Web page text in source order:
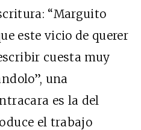
“Marguito
este vicio de querer
cuesta muy
una
es la del
el trabajo